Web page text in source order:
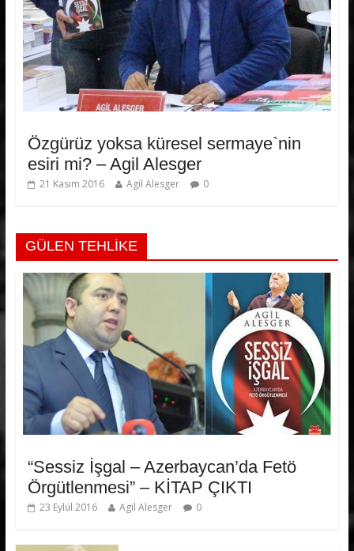
Özgürüz yoksa küresel sermaye`nin
esiri mi? – Agil Alesger
21 Kasım 2016 Agil Alesger 0
GÜLEN TEHLİKE
“Sessiz İşgal – Azerbaycan’da Fetö
Örgütlenmesi” – KİTAP ÇIKTI
23 Eylül 2016 Agil Alesger 0